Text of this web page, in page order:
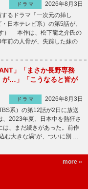
ドラマ
2026年8月3日
るドラマ「一次元の挿し
日本テレビ系）の第5話が、
） 本作は、松下龍之介氏の
前の人骨が、失踪した妹の
」「まさか長野専務
が…」「こうなると皆が
ドラマ
2026年8月3日
系）の第12話が2日に放送
2023年夏、日本中を熱狂さ
は、まだ続きがあった。前作
む大きな渦”が、ついに別 …
more »